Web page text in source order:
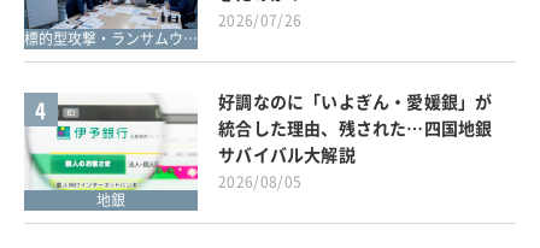
標的型攻撃・ランサムウェア対策
2026/07/26
4
地銀
好調なのに「いよぎん・愛媛銀」が
統合した理由、残された…四国地銀
サバイバル大解説
2026/08/05